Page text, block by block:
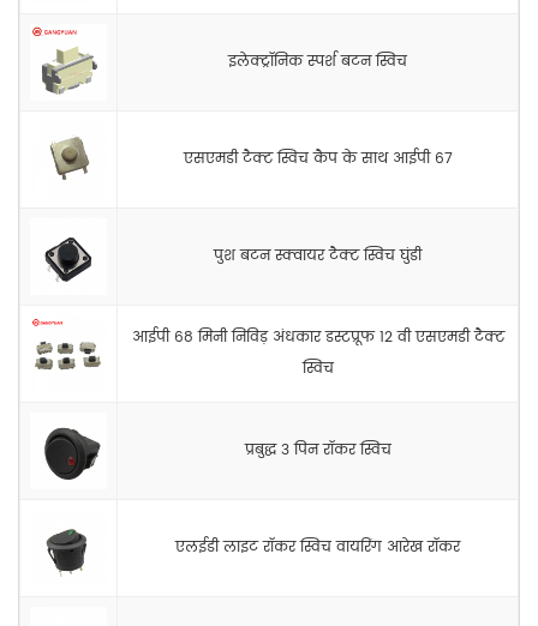
इलेक्ट्रॉनिक स्पर्श बटन स्विच
एसएमडी टैक्ट स्विच कैप के साथ आईपी 67
पुश बटन स्क्वायर टैक्ट स्विच घुंडी
आईपी 68 मिनी निविड़ अंधकार डस्टप्रूफ 12 वी एसएमडी टैक्ट
स्विच
प्रबुद्ध 3 पिन रॉकर स्विच
एलईडी लाइट रॉकर स्विच वायरिंग आरेख रॉकर